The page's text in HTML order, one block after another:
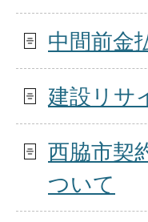
中間前金
建設リサ
西脇市契
ついて